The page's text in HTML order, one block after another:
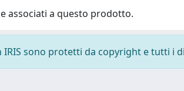
associati a questo prodotto.
IRIS sono protetti da copyright e tutti i